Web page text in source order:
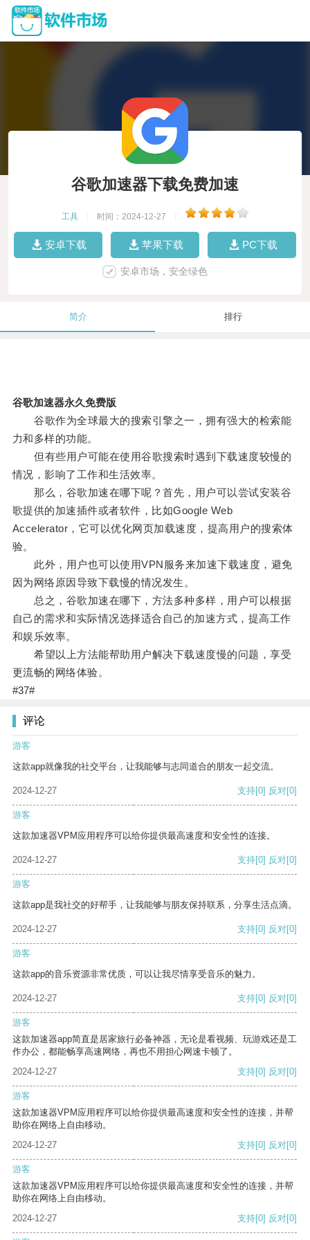
谷歌加速器下载免费加速
工具 时间：2024-12-27
安卓下载 苹果下载 PC下载
安卓市场，安全绿色
简介 排行
谷歌加速器永久免费版
谷歌作为全球最大的搜索引擎之一，拥有强大的检索能
力和多样的功能。
但有些用户可能在使用谷歌搜索时遇到下载速度较慢的
情况，影响了工作和生活效率。
那么，谷歌加速在哪下呢？首先，用户可以尝试安装谷
歌提供的加速插件或者软件，比如Google Web
Accelerator，它可以优化网页加载速度，提高用户的搜索体
验。
此外，用户也可以使用VPN服务来加速下载速度，避免
因为网络原因导致下载慢的情况发生。
总之，谷歌加速在哪下，方法多种多样，用户可以根据
自己的需求和实际情况选择适合自己的加速方式，提高工作
和娱乐效率。
希望以上方法能帮助用户解决下载速度慢的问题，享受
更流畅的网络体验。
#37#
评论
游客
这款app就像我的社交平台，让我能够与志同道合的朋友一起交流。
2024-12-27 支持[0] 反对[0]
游客
这款加速器VPM应用程序可以给你提供最高速度和安全性的连接。
2024-12-27 支持[0] 反对[0]
游客
这款app是我社交的好帮手，让我能够与朋友保持联系，分享生活点滴。
2024-12-27 支持[0] 反对[0]
游客
这款app的音乐资源非常优质，可以让我尽情享受音乐的魅力。
2024-12-27 支持[0] 反对[0]
游客
这款加速器app简直是居家旅行必备神器，无论是看视频、玩游戏还是工
作办公，都能畅享高速网络，再也不用担心网速卡顿了。
2024-12-27
支持[0] 反对[0]
游客
这款加速器VPM应用程序可以给你提供最高速度和安全性的连接，并帮
助你在网络上自由移动。
2024-12-27
支持[0] 反对[0]
游客
这款加速器VPM应用程序可以给你提供最高速度和安全性的连接，并帮
助你在网络上自由移动。
2024-12-27
支持[0] 反对[0]